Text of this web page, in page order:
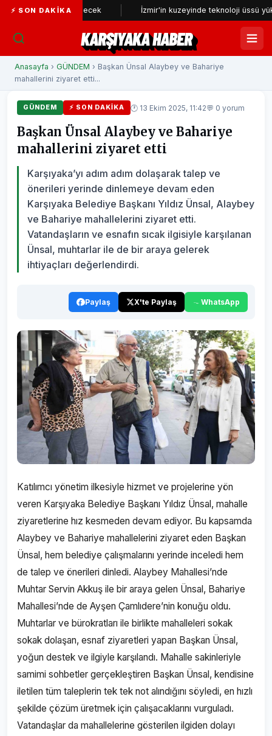
⚡ SON DAKIKA
incelenecek İzmir'in kuzeyinde teknoloji üssü yükseliyor
KARŞIYAKA HABER
Anasayfa › GÜNDEM › Başkan Ünsal Alaybey ve Bahariye
mahallerini ziyaret etti...
GÜNDEM ⚡ SON DAKIKA 🕐 13 Ekim 2025, 11:42💬 0 yorum
Başkan Ünsal Alaybey ve Bahariye
mahallerini ziyaret etti
Karşıyaka’yı adım adım dolaşarak talep ve
önerileri yerinde dinlemeye devam eden
Karşıyaka Belediye Başkanı Yıldız Ünsal, Alaybey
ve Bahariye mahallelerini ziyaret etti.
Vatandaşların ve esnafın sıcak ilgisiyle karşılanan
Ünsal, muhtarlar ile de bir araya gelerek
ihtiyaçları değerlendirdi.
Paylaş X'te Paylaş WhatsApp
Katılımcı yönetim ilkesiyle hizmet ve projelerine yön
veren Karşıyaka Belediye Başkanı Yıldız Ünsal, mahalle
ziyaretlerine hız kesmeden devam ediyor. Bu kapsamda
Alaybey ve Bahariye mahallelerini ziyaret eden Başkan
Ünsal, hem belediye çalışmalarını yerinde inceledi hem
de talep ve önerileri dinledi. Alaybey Mahallesi’nde
Muhtar Servin Akkuş ile bir araya gelen Ünsal, Bahariye
Mahallesi’nde de Ayşen Çamlıdere’nin konuğu oldu.
Muhtarlar ve bürokratları ile birlikte mahalleleri sokak
sokak dolaşan, esnaf ziyaretleri yapan Başkan Ünsal,
yoğun destek ve ilgiyle karşılandı. Mahalle sakinleriyle
samimi sohbetler gerçekleştiren Başkan Ünsal, kendisine
iletilen tüm taleplerin tek tek not alındığını söyledi, en hızlı
şekilde çözüm üretmek için çalışacaklarını vurguladı.
Vatandaşlar da mahallelerine gösterilen ilgiden dolayı